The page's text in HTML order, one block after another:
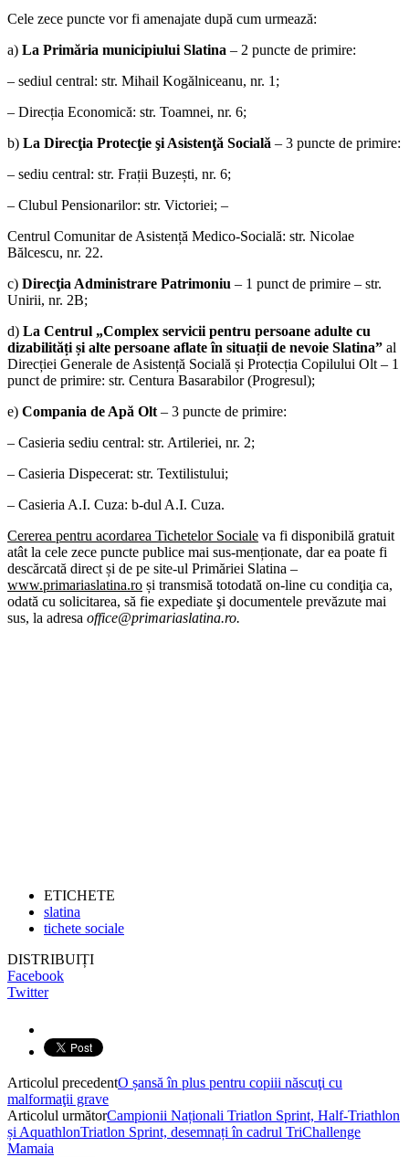
Cele zece puncte vor fi amenajate după cum urmează:
a) La Primăria municipiului Slatina – 2 puncte de primire:
– sediul central: str. Mihail Kogălniceanu, nr. 1;
– Direcția Economică: str. Toamnei, nr. 6;
b) La Direcţia Protecţie şi Asistenţă Socială – 3 puncte de primire:
– sediu central: str. Frații Buzești, nr. 6;
– Clubul Pensionarilor: str. Victoriei; –
Centrul Comunitar de Asistență Medico-Socială: str. Nicolae
Bălcescu, nr. 22.
c) Direcţia Administrare Patrimoniu – 1 punct de primire – str.
Unirii, nr. 2B;
d) La Centrul „Complex servicii pentru persoane adulte cu
dizabilități și alte persoane aflate în situații de nevoie Slatina” al
Direcției Generale de Asistență Socială și Protecția Copilului Olt – 1
punct de primire: str. Centura Basarabilor (Progresul);
e) Compania de Apă Olt – 3 puncte de primire:
– Casieria sediu central: str. Artileriei, nr. 2;
– Casieria Dispecerat: str. Textilistului;
– Casieria A.I. Cuza: b-dul A.I. Cuza.
Cererea pentru acordarea Tichetelor Sociale va fi disponibilă gratuit
atât la cele zece puncte publice mai sus-menționate, dar ea poate fi
descărcată direct și de pe site-ul Primăriei Slatina –
www.primariaslatina.ro și transmisă totodată on-line cu condiţia ca,
odată cu solicitarea, să fie expediate şi documentele prevăzute mai
sus, la adresa office@primariaslatina.ro.
ETICHETE
slatina
tichete sociale
DISTRIBUIȚI
Facebook
Twitter
Articolul precedentO șansă în plus pentru copiii născuţi cu
malformaţii grave
Articolul următorCampionii Naționali Triatlon Sprint, Half-Triathlon
și AquathlonTriatlon Sprint, desemnați în cadrul TriChallenge
Mamaia